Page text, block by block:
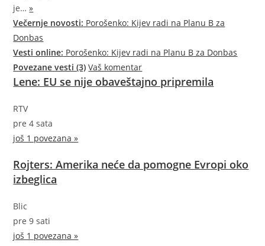
je…»
Večernje novosti: Porošenko: Kijev radi na Planu B za
Donbas
Vesti online: Porošenko: Kijev radi na Planu B za Donbas
Povezane vesti (3) Vaš komentar
Lene: EU se nije obaveštajno pripremila
RTV
pre 4 sata
još 1 povezana »
Rojters: Amerika neće da pomogne Evropi oko
izbeglica
Blic
pre 9 sati
još 1 povezana »